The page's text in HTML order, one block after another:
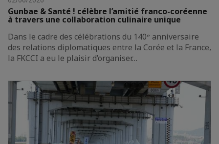
Gunbae & Santé ! célèbre l’amitié franco-coréenne
à travers une collaboration culinaire unique
Dans le cadre des célébrations du 140ᵉ anniversaire
des relations diplomatiques entre la Corée et la France,
la FKCCI a eu le plaisir d’organiser…